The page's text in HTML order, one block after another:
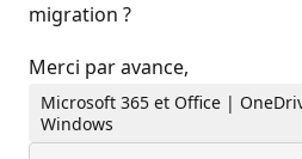
migration ?
Merci par avance,
Microsoft 365 et Office |
Windows